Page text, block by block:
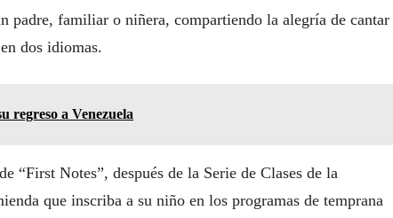
padre, familiar o niñera, compartiendo la alegría de cantar
dos idiomas.
regreso a Venezuela
“First Notes”, después de la Serie de Clases de la
que inscriba a su niño en los programas de temprana